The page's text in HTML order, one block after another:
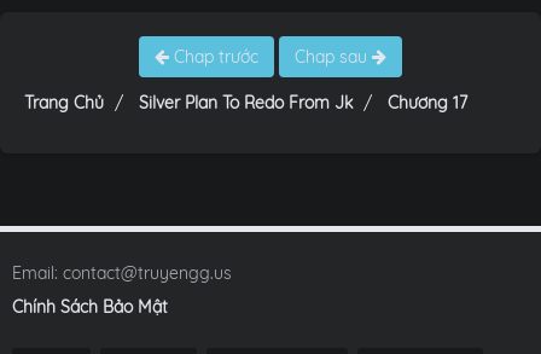
Chap trước Chap sau
Trang Chủ Silver Plan To Redo From Jk Chương 17
Email: contact@truyengg.us
Chính Sách Bảo Mật